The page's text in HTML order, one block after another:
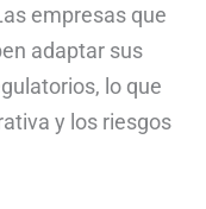
empresas que
adaptar sus
lo que
y los riesgos